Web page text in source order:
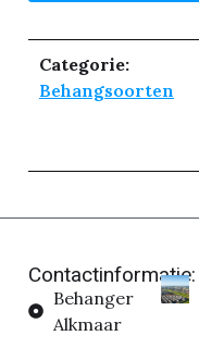
Categorie:
Behangsoorten
Contactinformatie:
Behanger
Alkmaar